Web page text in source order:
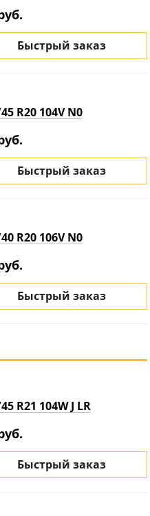
Быстрый заказ
R20 104V N0
Быстрый заказ
R20 106V N0
Быстрый заказ
R21 104W J LR
Быстрый заказ